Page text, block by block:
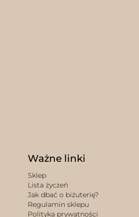
Ważne linki
Sklep
Lista życzeń
Jak dbać o biżuterię?
Regulamin sklepu
Polityka prywatności